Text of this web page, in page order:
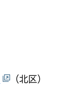
（北区）